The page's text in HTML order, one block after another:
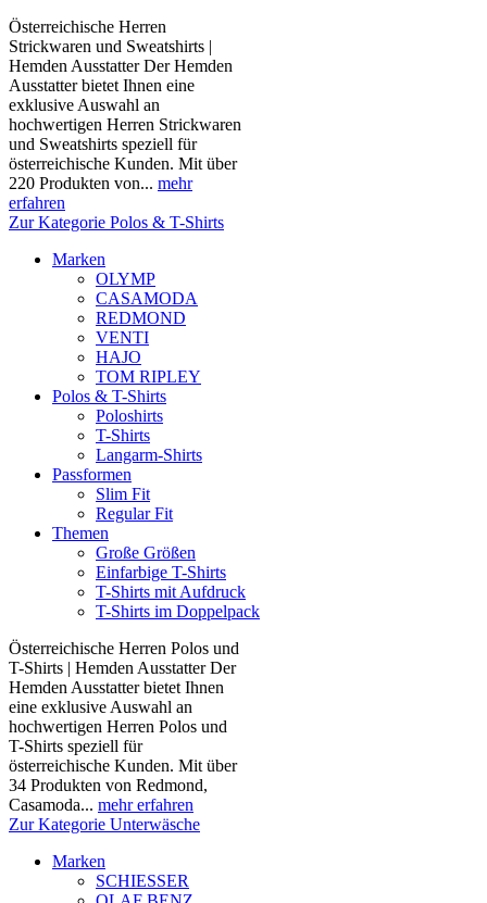
Österreichische Herren
Strickwaren und Sweatshirts |
Hemden Ausstatter Der Hemden
Ausstatter bietet Ihnen eine
exklusive Auswahl an
hochwertigen Herren Strickwaren
und Sweatshirts speziell für
österreichische Kunden. Mit über
220 Produkten von... mehr
erfahren
Zur Kategorie Polos & T-Shirts
Marken
OLYMP
CASAMODA
REDMOND
VENTI
HAJO
TOM RIPLEY
Polos & T-Shirts
Poloshirts
T-Shirts
Langarm-Shirts
Passformen
Slim Fit
Regular Fit
Themen
Große Größen
Einfarbige T-Shirts
T-Shirts mit Aufdruck
T-Shirts im Doppelpack
Österreichische Herren Polos und
T-Shirts | Hemden Ausstatter Der
Hemden Ausstatter bietet Ihnen
eine exklusive Auswahl an
hochwertigen Herren Polos und
T-Shirts speziell für
österreichische Kunden. Mit über
34 Produkten von Redmond,
Casamoda... mehr erfahren
Zur Kategorie Unterwäsche
Marken
SCHIESSER